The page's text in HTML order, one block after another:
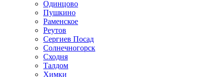
Одинцово
Пушкино
Раменское
Реутов
Сергиев Посад
Солнечногорск
Сходня
Талдом
Химки